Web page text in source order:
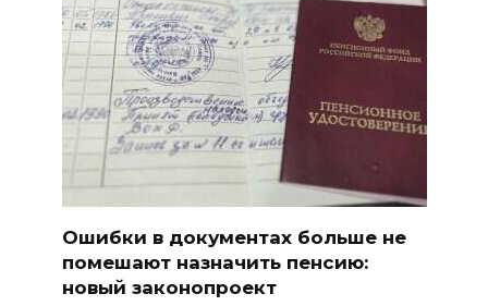
Ошибки в документах больше не
помешают назначить пенсию:
новый законопроект